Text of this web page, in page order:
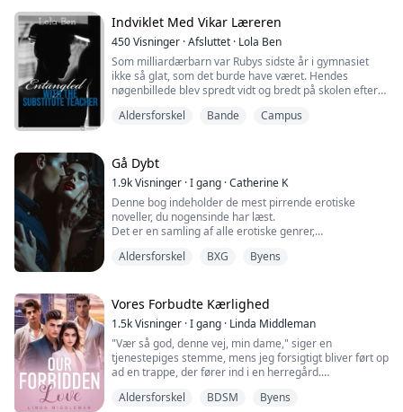
En fælde, som han møjsommeligt gravede til hende, og
en fælde, som hun villigt faldt i.
Indviklet Med Vikar Læreren
450Visninger ·Afsluttet · Lola Ben
Som milliardærbarn var Rubys sidste år i gymnasiet
ikke så glat, som det burde have været. Hendes
nøgenbillede blev spredt vidt og bredt på skolen efter
finde sandheden bag det hele, havde den flotte nye
Lidt vidste hun, at hun ikke kun ville blive intimt
involveret med Adonis, men at hele hendes verden v...
Aldersforskel Bande Campus
Gå Dybt
1.9kVisninger ·I gang ·Catherine K
Denne bog indeholder de mest pirrende erotiske
noveller, du nogensinde har læst.
Det er en samling af alle erotiske genrer,
historier, der kan tage dig til syndens land.
En vild affære
Smagen af Emily
Bare tag mig
En ordre
Trekantdate
Vores nye lejer
Pigen ved siden af
Aldersforskel BXG Byens
Vores Forbudte Kærlighed
1.5kVisninger ·I gang · Linda Middleman
"Vær så god, denne vej, min dame," siger en
tjenestepiges stemme, mens jeg forsigtigt bliver ført op
ad en trappe, der fører ind i en herregård.
Forbløffet følger jeg efter hende, pludselig nervøs.
Aldersforskel BDSM Byens